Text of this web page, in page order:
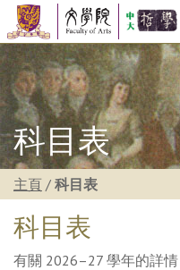
科目表
主頁 / 科目表
科目表
有關 2026–27 學年的詳